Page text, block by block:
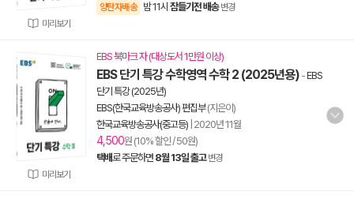
미리보기
양탄자배송 밤 11시 잠들기전 배송 변경
미리보기
EBS 북마크 자 (대상도서 1만원 이상)
EBS 단기 특강 수학영역 수학 2 (2025년용) -EBS
단기 특강 (2025년)
EBS(한국교육방송공사) 편집부(지은이)
한국교육방송공사(중고등) 2020년 11월
4,500원 (10% 할인 / 50원)
택배로 주문하면 8월 13일 출고 변경